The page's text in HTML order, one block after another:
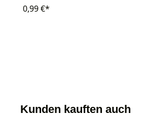
0,99 €*
Kunden kauften auch